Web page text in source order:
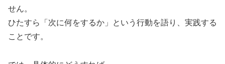
せん。
ひたすら「次に何をするか」という行動を語り、実践する
ことです。